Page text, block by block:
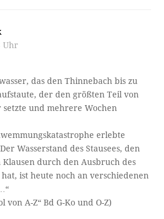
Uhr
das den Thinnebach bis zu
der den größten Teil von
setzte und mehrere Wochen
erlebte
Wasserstand des Stausees, den
Klausen durch den Ausbruch des
ist heute noch an verschiedenen
von A-Z“ Bd G-Ko und O-Z)